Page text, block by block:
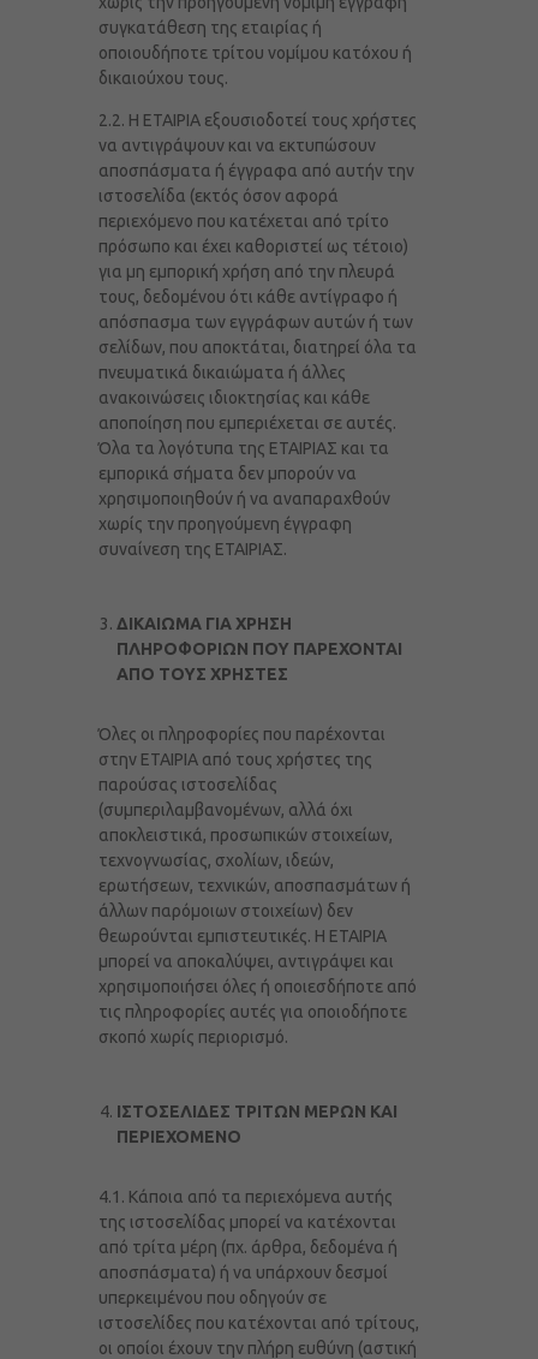
συγκατάθεση της εταιρίας ή
οποιουδήποτε τρίτου νομίμου κατόχου ή
δικαιούχου τους.
2.2. Η ΕΤΑΙΡΙΑ εξουσιοδοτεί τους χρήστες
να αντιγράψουν και να εκτυπώσουν
αποσπάσματα ή έγγραφα από αυτήν την
ιστοσελίδα (εκτός όσον αφορά
περιεχόμενο που κατέχεται από τρίτο
πρόσωπο και έχει καθοριστεί ως τέτοιο)
για μη εμπορική χρήση από την πλευρά
τους, δεδομένου ότι κάθε αντίγραφο ή
απόσπασμα των εγγράφων αυτών ή των
σελίδων, που αποκτάται, διατηρεί όλα τα
πνευματικά δικαιώματα ή άλλες
ανακοινώσεις ιδιοκτησίας και κάθε
αποποίηση που εμπεριέχεται σε αυτές.
Όλα τα λογότυπα της ΕΤΑΙΡΙΑΣ και τα
εμπορικά σήματα δεν μπορούν να
χρησιμοποιηθούν ή να αναπαραχθούν
χωρίς την προηγούμενη έγγραφη
συναίνεση της ΕΤΑΙΡΙΑΣ.
ΔΙΚΑΙΩΜΑ ΓΙΑ ΧΡΗΣΗ
ΠΛΗΡΟΦΟΡΙΩΝ ΠΟΥ ΠΑΡΕΧΟΝΤΑΙ
ΑΠΟ ΤΟΥΣ ΧΡΗΣΤΕΣ
Όλες οι πληροφορίες που παρέχονται
στην ΕΤΑΙΡΙΑ από τους χρήστες της
παρούσας ιστοσελίδας
(συμπεριλαμβανομένων, αλλά όχι
αποκλειστικά, προσωπικών στοιχείων,
τεχνογνωσίας, σχολίων, ιδεών,
ερωτήσεων, τεχνικών, αποσπασμάτων ή
άλλων παρόμοιων στοιχείων) δεν
θεωρούνται εμπιστευτικές. Η ΕΤΑΙΡΙΑ
μπορεί να αποκαλύψει, αντιγράψει και
χρησιμοποιήσει όλες ή οποιεσδήποτε από
τις πληροφορίες αυτές για οποιοδήποτε
σκοπό χωρίς περιορισμό.
ΙΣΤΟΣΕΛΙΔΕΣ ΤΡΙΤΩΝ ΜΕΡΩΝ ΚΑΙ
ΠΕΡΙΕΧΟΜΕΝΟ
4.1. Κάποια από τα περιεχόμενα αυτής
της ιστοσελίδας μπορεί να κατέχονται
από τρίτα μέρη (πχ. άρθρα, δεδομένα ή
αποσπάσματα) ή να υπάρχουν δεσμοί
υπερκειμένου που οδηγούν σε
ιστοσελίδες που κατέχονται από τρίτους,
οι οποίοι έχουν την πλήρη ευθύνη (αστική